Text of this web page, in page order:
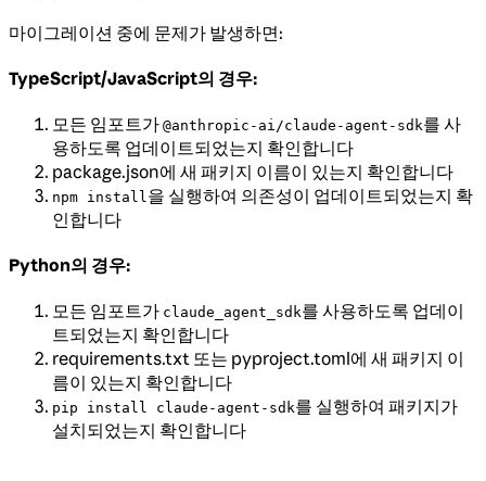
마이그레이션 중에 문제가 발생하면:
TypeScript/JavaScript의 경우:
모든 임포트가 @anthropic-ai/claude-agent-sdk를 사
용하도록 업데이트되었는지 확인합니다
package.json에 새 패키지 이름이 있는지 확인합니다
npm install을 실행하여 의존성이 업데이트되었는지 확
인합니다
Python의 경우:
모든 임포트가 claude_agent_sdk를 사용하도록 업데이
트되었는지 확인합니다
requirements.txt 또는 pyproject.toml에 새 패키지 이
름이 있는지 확인합니다
pip install claude-agent-sdk를 실행하여 패키지가
설치되었는지 확인합니다